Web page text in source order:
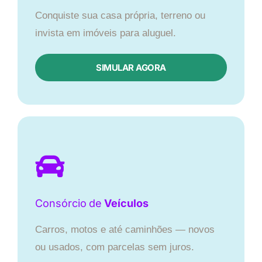
Conquiste sua casa própria, terreno ou
invista em imóveis para aluguel.
SIMULAR AGORA​
Consórcio de Veículos
Carros, motos e até caminhões — novos
ou usados, com parcelas sem juros.